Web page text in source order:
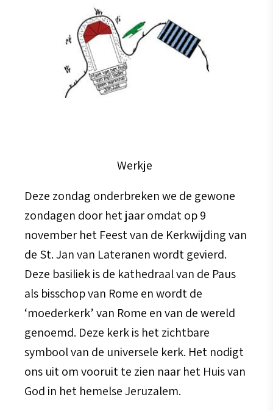
Werkje
Deze zondag onderbreken we de gewone
zondagen door het jaar omdat op 9
november het Feest van de Kerkwijding van
de St. Jan van Lateranen wordt gevierd.
Deze basiliek is de kathedraal van de Paus
als bisschop van Rome en wordt de
‘moederkerk’ van Rome en van de wereld
genoemd. Deze kerk is het zichtbare
symbool van de universele kerk. Het nodigt
ons uit om vooruit te zien naar het Huis van
God in het hemelse Jeruzalem.